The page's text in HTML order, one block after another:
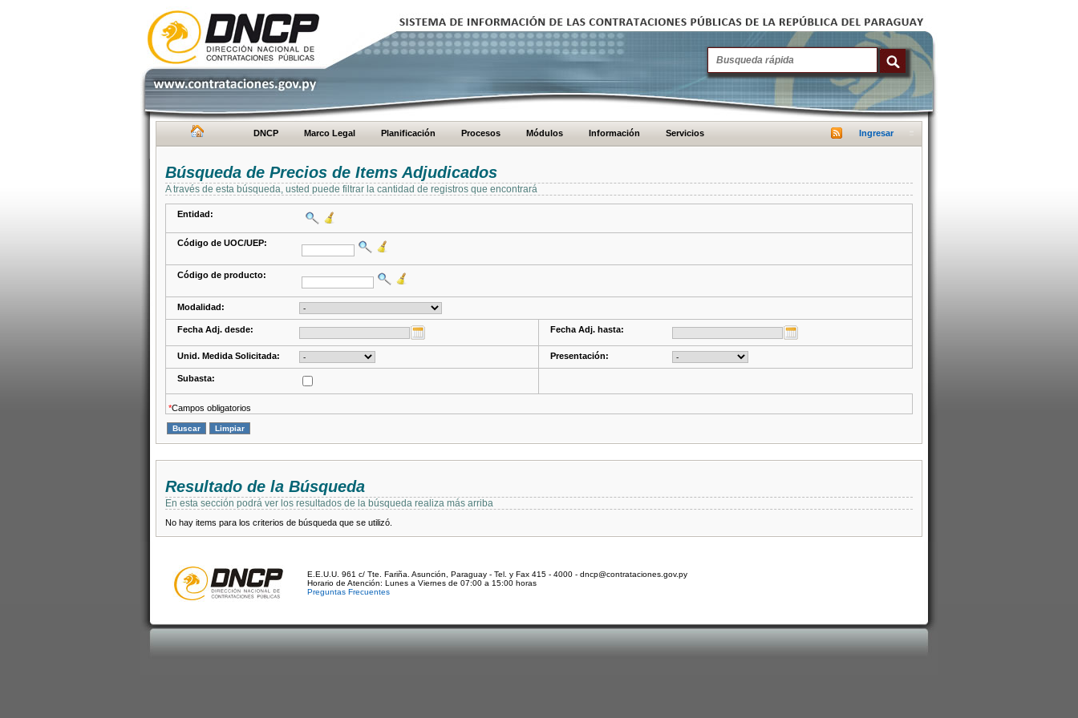
DNCP Marco Legal Planificación Procesos Módulos Información Servicios Ingresar
Búsqueda de Precios de Items Adjudicados
A través de esta búsqueda, usted puede filtrar la cantidad de registros que encontrará
Entidad:
Código de UOC/UEP:
Código de producto:
Modalidad:
Fecha Adj. desde: Fecha Adj. hasta:
Unid. Medida Solicitada: Presentación:
Subasta:
*Campos obligatorios
Resultado de la Búsqueda
En esta sección podrá ver los resultados de la búsqueda realiza más arriba
No hay items para los criterios de búsqueda que se utilizó.
E.E.U.U. 961 c/ Tte. Fariña. Asunción, Paraguay - Tel. y Fax 415 - 4000 - dncp@contrataciones.gov.py
Horario de Atención: Lunes a Viernes de 07:00 a 15:00 horas
Preguntas Frecuentes